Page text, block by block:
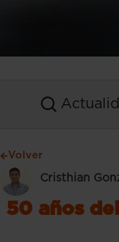
Volver
Cristhian
50 años